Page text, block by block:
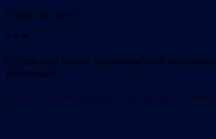
Printed in Israel
* * *
Пусть это будет памятником на
родителей